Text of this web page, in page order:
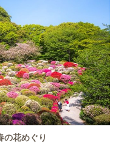
花めぐり